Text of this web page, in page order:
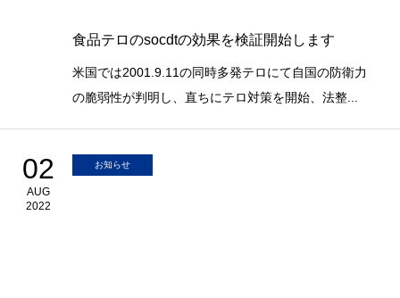
食品テロのsocdtの効果を検証開始します
米国では2001.9.11の同時多発テロにて自国の防衛力
の脆弱性が判明し、直ちにテロ対策を開始、法整...
02
AUG
2022
お知らせ